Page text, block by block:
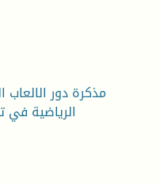
مذكرة دور الالعاب
الرياضية في